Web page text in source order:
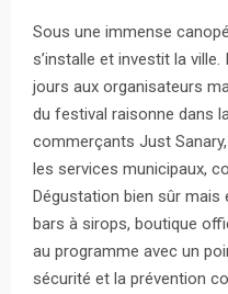
Sous une immense
s’installe et investit la
jours aux organisateurs
du festival raisonne dans
commerçants Just
les services municipaux,
Dégustation bien sûr
bars à sirops, boutique
au programme avec un
sécurité et la prévention